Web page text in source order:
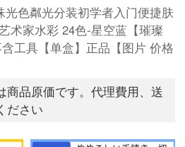
色粼光分装初学者入门便捷肤
术家水彩 24色-星空蓝【璀璨
工具【单盒】正品【图片 价格
商品原価です。代理費用、送
ださい